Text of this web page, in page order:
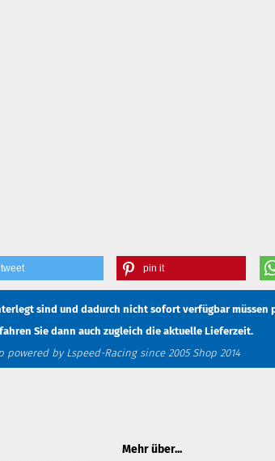
tweet pin it
sind und dadurch nicht sofort verfügbar müssen
Sie dann auch zugleich die aktuelle Lieferzeit.
powered by Lspeed-Racing since 2005 Shop 2014
Mehr über...